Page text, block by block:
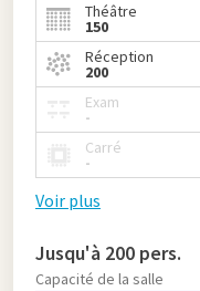
Théâtre
150
Réception
200
Exam
-
Carré
-
Voir plus
Jusqu'à 200 pers.
Capacité de la salle